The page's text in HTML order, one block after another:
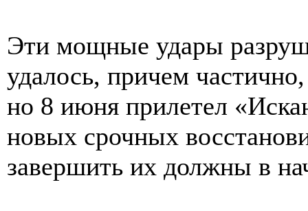
Эти мощные удары
удалось, причем
но 8 июня прилетел
новых срочных
завершить их должны в